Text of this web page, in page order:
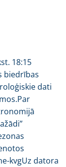
18:15
biedrības
dati
kvgUz datora